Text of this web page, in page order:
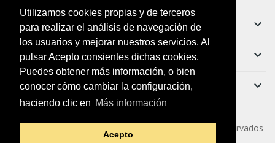
Utilizamos cookies propias y de terceros
para realizar el análisis de navegación de
los usuarios y mejorar nuestros servicios. Al
pulsar Acepto consientes dichas cookies.
Puedes obtener más información, o bien
conocer cómo cambiar la configuración,
haciendo clic en Más información
Acepto
Información keyboard_arrow_down
Ayuda keyboard_arrow_down
Boletín keyboard_arrow_down
. Todos los derechos reservados